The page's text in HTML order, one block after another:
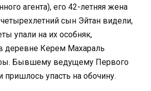
агента), его 42-летняя жена
сын Эйтан видели,
упали на их особняк,
деревне Керем Махараль
Бывшему ведущему Первого
пришлось упасть на обочину.